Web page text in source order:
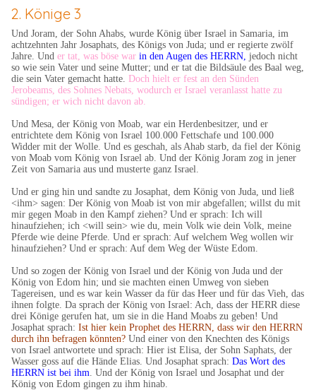
2. Könige 3
Und Joram, der Sohn Ahabs, wurde König über Israel in Samaria, im
achtzehnten Jahr Josaphats, des Königs von Juda; und er regierte zwölf
Jahre. Under tat, was böse war in den Augen des HERRN, jedoch nicht
so wie sein Vater und seine Mutter; und er tat die Bildsäule des Baal weg,
die sein Vater gemacht hatte.Doch hielt er fest an den Sünden
Jerobeams, des Sohnes Nebats, wodurch er Israel veranlasst hatte zu
sündigen; er wich nicht davon ab.
Und Mesa, der König von Moab, war ein Herdenbesitzer, und er
entrichtete dem König von Israel 100.000 Fettschafe und 100.000
Widder mit der Wolle. Und es geschah, als Ahab starb, da fiel der König
von Moab vom König von Israel ab. Und der König Joram zog in jener
Zeit von Samaria aus und musterte ganz Israel.
Und er ging hin und sandte zu Josaphat, dem König von Juda, und ließ
<ihm> sagen: Der König von Moab ist von mir abgefallen; willst du mit
mir gegen Moab in den Kampf ziehen? Und er sprach: Ich will
hinaufziehen; ich <will sein> wie du, mein Volk wie dein Volk, meine
Pferde wie deine Pferde. Und er sprach: Auf welchem Weg wollen wir
hinaufziehen? Und er sprach: Auf dem Weg der Wüste Edom.
Und so zogen der König von Israel und der König von Juda und der
König von Edom hin; und sie machten einen Umweg von sieben
Tagereisen, und es war kein Wasser da für das Heer und für das Vieh, das
ihnen folgte. Da sprach der König von Israel: Ach, dass der HERR diese
drei Könige gerufen hat, um sie in die Hand Moabs zu geben! Und
Josaphat sprach:Ist hier kein Prophet des HERRN, dass wir den HERRN
durch ihn befragen könnten? Und einer von den Knechten des Königs
von Israel antwortete und sprach: Hier ist Elisa, der Sohn Saphats, der
Wasser goss auf die Hände Elias. Und Josaphat sprach:Das Wort des
HERRN ist bei ihm . Und der König von Israel und Josaphat und der
König von Edom gingen zu ihm hinab.